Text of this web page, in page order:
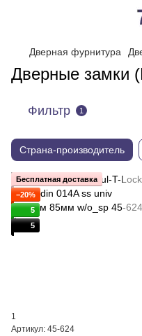
Дверная фурнитура
Дверные замки
Фильтр 1
Страна-производитель
Бесплатная доставка
−20%
5
5
1
Артикул: 45-624